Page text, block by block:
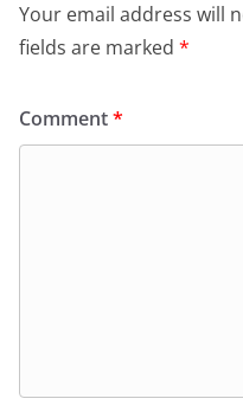
Your email address will
fields are marked *
Comment*